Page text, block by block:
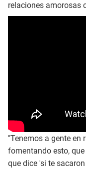
relaciones amorosas
"Tenemos a gente en
fomentando esto,
que dice 'si te